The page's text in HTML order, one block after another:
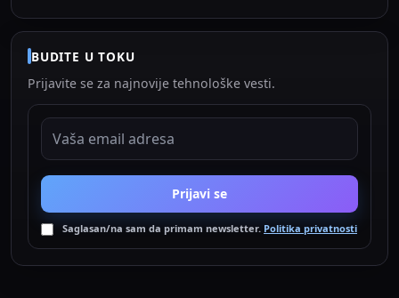
BUDITE U TOKU
Prijavite se za najnovije tehnološke vesti.
EMAIL ADRESA
Prijavi se
Saglasan/na sam da primam newsletter. Politika privatnosti